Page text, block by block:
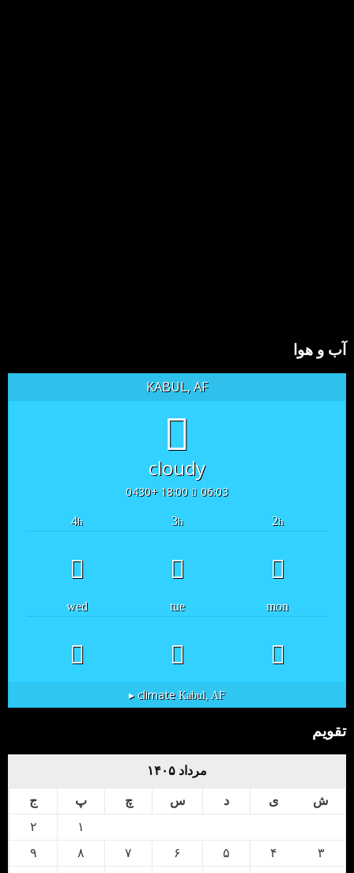
آب و هوا
KABUL, AF
cloudy
06:03
18:00 +0430
2h
3h
4h
mon
tue
wed
Kabul, AF
climate ▸
تقویم
مرداد ۱۴۰۵
ش ی د س چ پ
ج
۱
۲
۳
۴ ۵ ۶ ۷ ۸
۹